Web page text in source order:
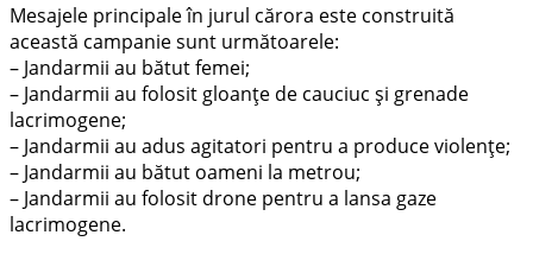
Mesajele principale în jurul cărora este construită
această campanie sunt următoarele:
– Jandarmii au bătut femei;
– Jandarmii au folosit gloanțe de cauciuc și grenade
lacrimogene;
– Jandarmii au adus agitatori pentru a produce violențe;
– Jandarmii au bătut oameni la metrou;
– Jandarmii au folosit drone pentru a lansa gaze
lacrimogene.